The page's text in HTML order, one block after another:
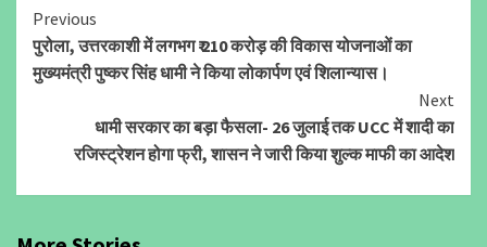
Continue
Reading
Previous
पुरोला, उत्तरकाशी में लगभग ₹ 210 करोड़ की विकास योजनाओं का
मुख्यमंत्री पुष्कर सिंह धामी ने किया लोकार्पण एवं शिलान्यास।
Next
धामी सरकार का बड़ा फैसला- 26 जुलाई तक UCC में शादी का
रजिस्ट्रेशन होगा फ्री, शासन ने जारी किया शुल्क माफी का आदेश